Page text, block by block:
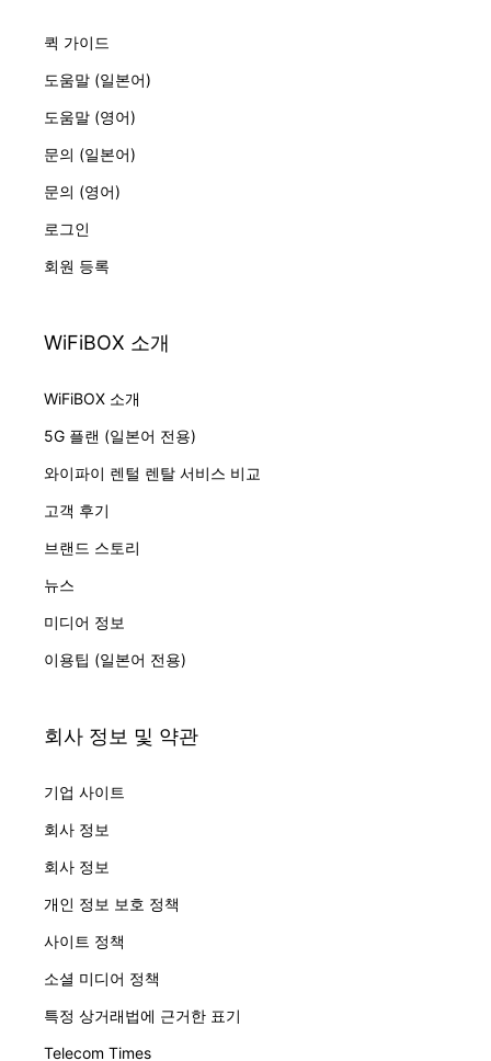
퀵 가이드
도움말 (일본어)
도움말 (영어)
문의 (일본어)
문의 (영어)
로그인
회원 등록
WiFiBOX 소개
WiFiBOX 소개
5G 플랜 (일본어 전용)
와이파이 렌털 렌탈 서비스 비교
고객 후기
브랜드 스토리
뉴스
미디어 정보
이용팁 (일본어 전용)
회사 정보 및 약관
기업 사이트
회사 정보
회사 정보
개인 정보 보호 정책
사이트 정책
소셜 미디어 정책
특정 상거래법에 근거한 표기
Telecom Times